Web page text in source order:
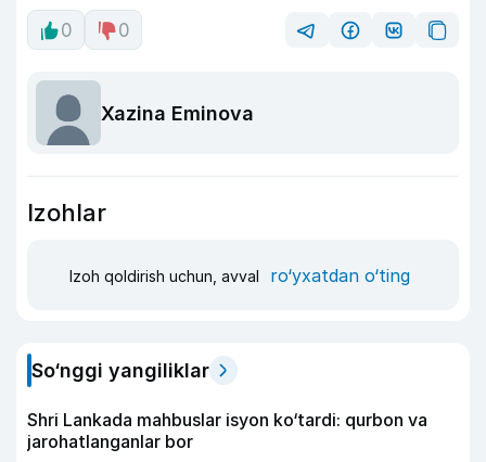
0 0
Xazina Eminova
Izohlar
Izoh qoldirish uchun, avval ro‘yxatdan o‘ting
So‘nggi yangiliklar
Shri Lankada mahbuslar isyon ko‘tardi: qurbon va
jarohatlanganlar bor